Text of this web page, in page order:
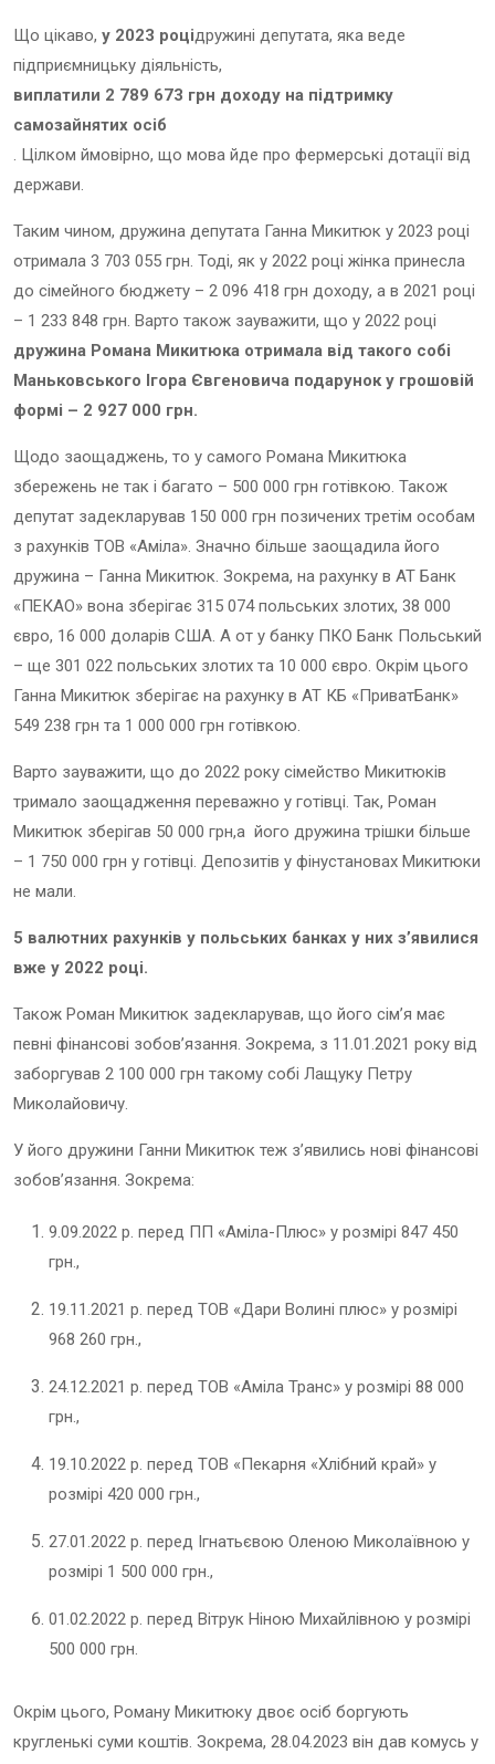
Що цікаво, у 2023 роцідружині депутата, яка веде
підприємницьку діяльність,
виплатили 2 789 673 грн доходу на підтримку
самозайнятих осіб
. Цілком ймовірно, що мова йде про фермерські дотації від
держави.
Таким чином, дружина депутата Ганна Микитюк у 2023 році
отримала 3 703 055 грн. Тоді, як у 2022 році жінка принесла
до сімейного бюджету – 2 096 418 грн доходу, а в 2021 році
– 1 233 848 грн. Варто також зауважити, що у 2022 році
дружина Романа Микитюка отримала від такого собі
Маньковського Ігора Євгеновича подарунок у грошовій
формі – 2 927 000 грн.
Щодо заощаджень, то у самого Романа Микитюка
збережень не так і багато – 500 000 грн готівкою. Також
депутат задекларував 150 000 грн позичених третім особам
з рахунків ТОВ «Аміла». Значно більше заощадила його
дружина – Ганна Микитюк. Зокрема, на рахунку в АТ Банк
«ПЕКАО» вона зберігає 315 074 польських злотих, 38 000
євро, 16 000 доларів США. А от у банку ПКО Банк Польський
– ще 301 022 польських злотих та 10 000 євро. Окрім цього
Ганна Микитюк зберігає на рахунку в АТ КБ «ПриватБанк»
549 238 грн та 1 000 000 грн готівкою.
Варто зауважити, що до 2022 року сімейство Микитюків
тримало заощадження переважно у готівці. Так, Роман
Микитюк зберігав 50 000 грн,а його дружина трішки більше
– 1 750 000 грн у готівці. Депозитів у фінустановах Микитюки
не мали.
5 валютних рахунків у польських банках у них з’явилися
вже у 2022 році.
Також Роман Микитюк задекларував, що його сім’я має
певні фінансові зобов’язання. Зокрема, з 11.01.2021 року від
заборгував 2 100 000 грн такому собі Лащуку Петру
Миколайовичу.
У його дружини Ганни Микитюк теж з’явились нові фінансові
зобов’язання. Зокрема:
9.09.2022 р. перед ПП «Аміла-Плюс» у розмірі 847 450
грн.,
19.11.2021 р. перед ТОВ «Дари Волині плюс» у розмірі
968 260 грн.,
24.12.2021 р. перед ТОВ «Аміла Транс» у розмірі 88 000
грн.,
19.10.2022 р. перед ТОВ «Пекарня «Хлібний край» у
розмірі 420 000 грн.,
27.01.2022 р. перед Ігнатьєвою Оленою Миколаївною у
розмірі 1 500 000 грн.,
01.02.2022 р. перед Вітрук Ніною Михайлівною у розмірі
500 000 грн.
Окрім цього, Роману Микитюку двоє осіб боргують
кругленькі суми коштів. Зокрема, 28.04.2023 він дав комусь у